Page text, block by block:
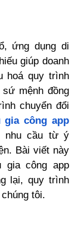
ứng dụng di
giúp doanh
hoá quy trình
mệnh đồng
chuyển đổi
gia công app
nhu cầu từ ý
Bài viết này
gia công app
lại, quy trình
tôi.